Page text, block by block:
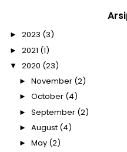
►2023 (3)
►2021 (1)
▼2020 (23)
► November (2)
► October (4)
► September (2)
► August (4)
► May (2)